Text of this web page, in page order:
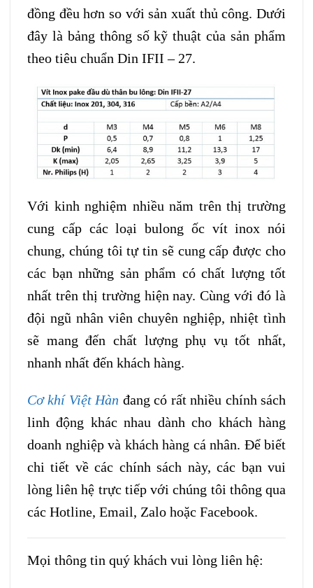
đồng đều hơn so với sản xuất thủ công. Dưới
đây là bảng thông số kỹ thuật của sản phẩm
theo tiêu chuẩn Din IFII – 27.
Với kinh nghiệm nhiều năm trên thị trường
cung cấp các loại bulong ốc vít inox nói
chung, chúng tôi tự tin sẽ cung cấp được cho
các bạn những sản phẩm có chất lượng tốt
nhất trên thị trường hiện nay. Cùng với đó là
đội ngũ nhân viên chuyên nghiệp, nhiệt tình
sẽ mang đến chất lượng phụ vụ tốt nhất,
nhanh nhất đến khách hàng.
Cơ khí Việt Hàn đang có rất nhiều chính sách
linh động khác nhau dành cho khách hàng
doanh nghiệp và khách hàng cá nhân. Để biết
chi tiết về các chính sách này, các bạn vui
lòng liên hệ trực tiếp với chúng tôi thông qua
các Hotline, Email, Zalo hoặc Facebook.
Mọi thông tin quý khách vui lòng liên hệ: